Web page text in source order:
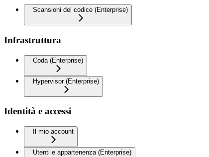
Scansioni del codice (Enterprise)
Infrastruttura
Coda (Enterprise)
Hypervisor (Enterprise)
Identità e accessi
Il mio account
Utenti e appartenenza (Enterprise)